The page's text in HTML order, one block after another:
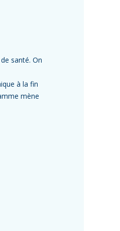
santé. On
à la fin
mène